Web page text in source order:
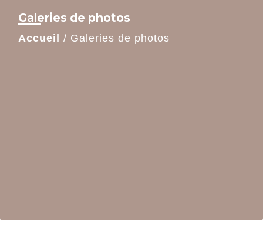
Galeries de photos
Accueil / Galeries de photos